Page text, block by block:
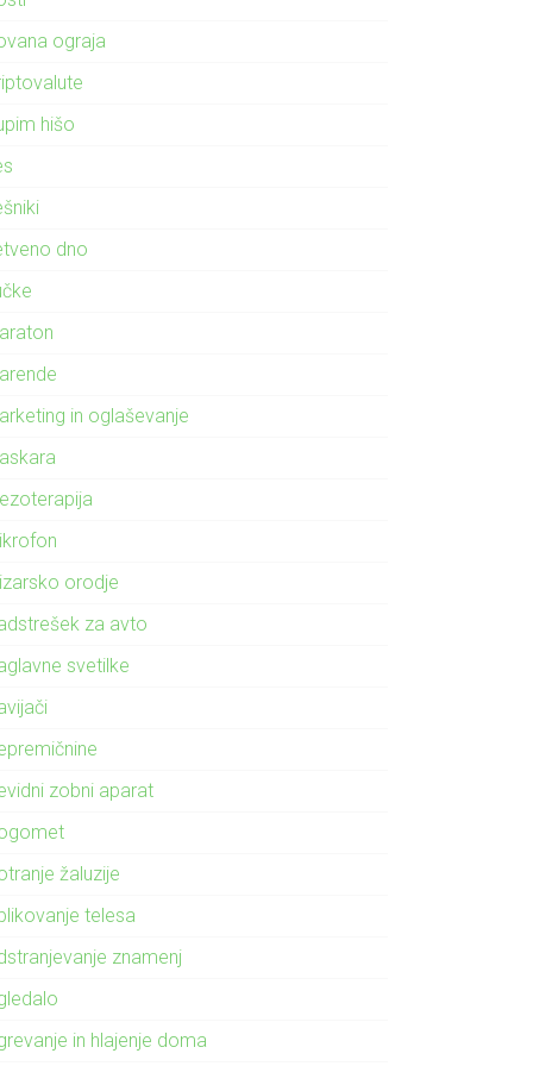
ograja
hišo
dno
in oglaševanje
orodje
za avto
svetilke
zobni aparat
žaluzije
telesa
znamenj
in hlajenje doma